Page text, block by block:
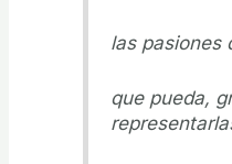
las pasiones
que pueda,